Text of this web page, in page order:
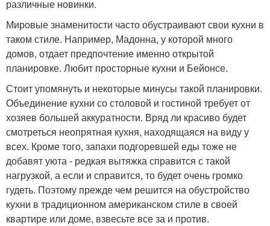
различные новинки.
Мировые знаменитости часто обустраивают свои кухни в
таком стиле. Например, Мадонна, у которой много
домов, отдает предпочтение именно открытой
планировке. Любит просторные кухни и Бейонсе.
Стоит упомянуть и некоторые минусы такой планировки.
Объединение кухни со столовой и гостиной требует от
хозяев большей аккуратности. Вряд ли красиво будет
смотреться неопрятная кухня, находящаяся на виду у
всех. Кроме того, запахи подгоревшей еды тоже не
добавят уюта - редкая вытяжка справится с такой
нагрузкой, а если и справится, то будет очень громко
гудеть. Поэтому прежде чем решится на обустройство
кухни в традиционном американском стиле в своей
квартире или доме, взвесьте все за и против.